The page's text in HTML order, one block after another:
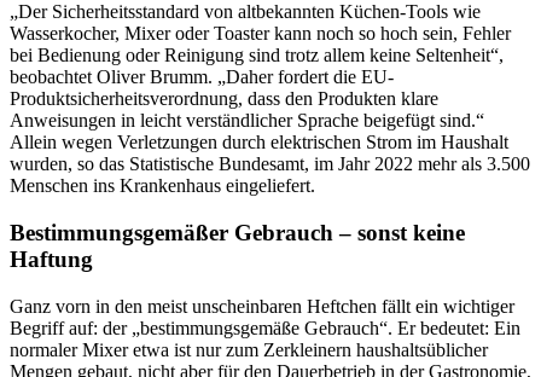
„Der Sicherheitsstandard von altbekannten Küchen-Tools wie
Wasserkocher, Mixer oder Toaster kann noch so hoch sein, Fehler
bei Bedienung oder Reinigung sind trotz allem keine Seltenheit“,
beobachtet Oliver Brumm. „Daher fordert die EU-
Produktsicherheitsverordnung, dass den Produkten klare
Anweisungen in leicht verständlicher Sprache beigefügt sind.“
Allein wegen Verletzungen durch elektrischen Strom im Haushalt
wurden, so das Statistische Bundesamt, im Jahr 2022 mehr als 3.500
Menschen ins Krankenhaus eingeliefert.
Bestimmungsgemäßer Gebrauch – sonst keine
Haftung
Ganz vorn in den meist unscheinbaren Heftchen fällt ein wichtiger
Begriff auf: der „bestimmungsgemäße Gebrauch“. Er bedeutet: Ein
normaler Mixer etwa ist nur zum Zerkleinern haushaltsüblicher
Mengen gebaut, nicht aber für den Dauerbetrieb in der Gastronomie,